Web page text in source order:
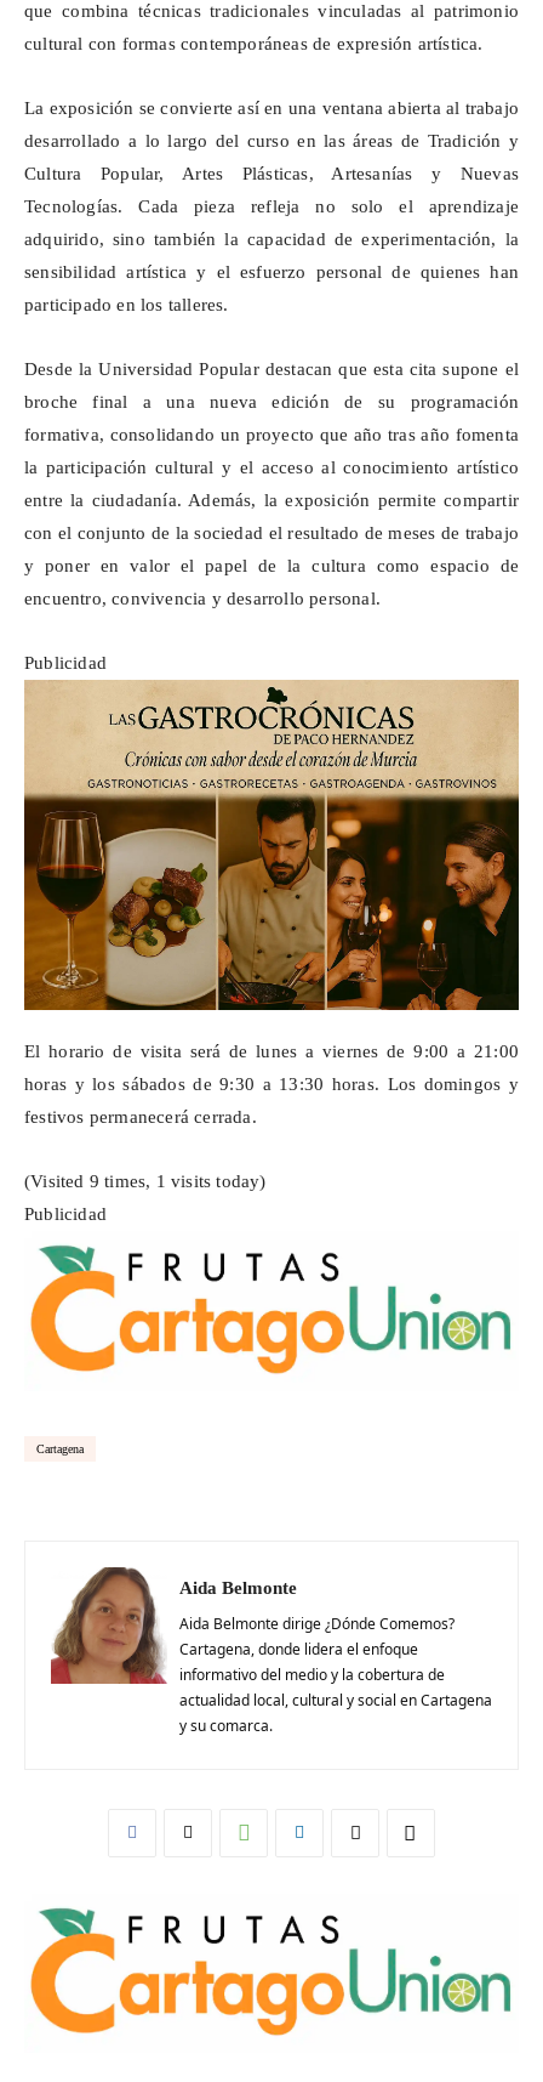
que combina técnicas tradicionales vinculadas al patrimonio
cultural con formas contemporáneas de expresión artística.
La exposición se convierte así en una ventana abierta al trabajo
desarrollado a lo largo del curso en las áreas de Tradición y
Cultura Popular, Artes Plásticas, Artesanías y Nuevas
Tecnologías. Cada pieza refleja no solo el aprendizaje
adquirido, sino también la capacidad de experimentación, la
sensibilidad artística y el esfuerzo personal de quienes han
participado en los talleres.
Desde la Universidad Popular destacan que esta cita supone el
broche final a una nueva edición de su programación
formativa, consolidando un proyecto que año tras año fomenta
la participación cultural y el acceso al conocimiento artístico
entre la ciudadanía. Además, la exposición permite compartir
con el conjunto de la sociedad el resultado de meses de trabajo
y poner en valor el papel de la cultura como espacio de
encuentro, convivencia y desarrollo personal.
Publicidad
El horario de visita será de lunes a viernes de 9:00 a 21:00
horas y los sábados de 9:30 a 13:30 horas. Los domingos y
festivos permanecerá cerrada.
(Visited 9 times, 1 visits today)
Publicidad
Cartagena
Aida Belmonte
Aida Belmonte dirige ¿Dónde Comemos?
Cartagena, donde lidera el enfoque
informativo del medio y la cobertura de
actualidad local, cultural y social en Cartagena
y su comarca.